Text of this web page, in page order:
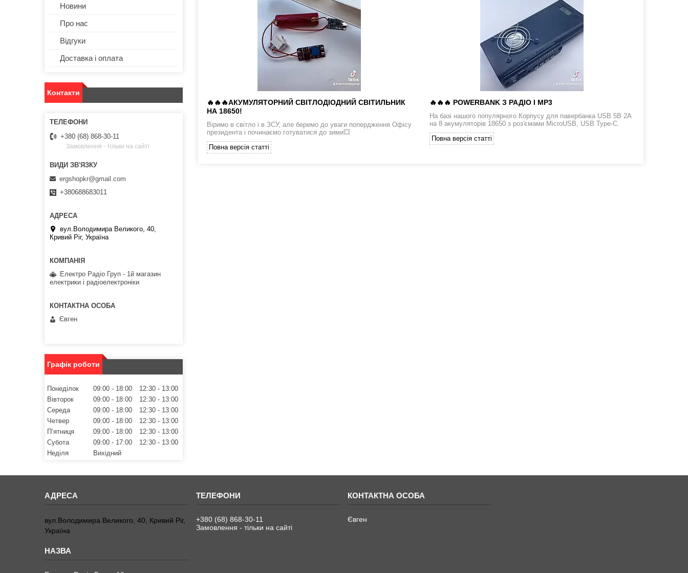
🔥🔥🔥АКУМУЛЯТОРНИЙ СВІТЛОДІОДНИЙ СВІТИЛЬНИК
НА 18650!
Віримо в світло і в ЗСУ, але беремо до уваги попердження Офісу
президента і починаємо готуватися до зими💥
Повна версія статті
🔥🔥🔥 POWERBANK З РАДІО І MP3
На базі нашого популярного Корпусу для павербанка USB 5В 2А
на 8 акумуляторів 18650 з роз'ємами MicroUSB, USB Type-C.
Повна версія статті
Новини
Про нас
Відгуки
Доставка і оплата
Контакти
+380 (68) 868-30-11
Замовлення - тільки на сайті
ergshopkr@gmail.com
+380688683011
вул.Володимира Великого, 40,
Кривий Ріг, Україна
Електро Радіо Груп - 1й магазин
електрики і радіоелектроніки
Євген
Графік роботи
Понеділок 09:00 18:00 12:30
13:00
Вівторок
09:00 18:00 12:30
13:00
Середа
09:00 18:00 12:30
13:00
Четвер
09:00 18:00 12:30
13:00
Пʼятниця
09:00 18:00 12:30
13:00
Субота
09:00 17:00 12:30
13:00
Неділя
Вихідний
вул.Володимира Великого, 40, Кривий Ріг,
Україна
+380 (68) 868-30-11
Замовлення - тільки на сайті
Євген